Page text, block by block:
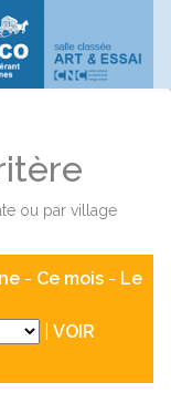
ou par village
- Ce mois - Le
VOIR